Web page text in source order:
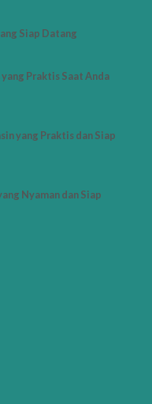
Siap Datang
Praktis Saat Anda
yang Praktis dan Siap
Nyaman dan Siap